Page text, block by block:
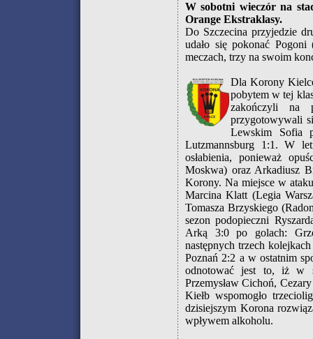
W sobotni wieczór na
Orange Ekstraklasy.
Do Szczecina przyjedzie
udało się pokonać
meczach, trzy na swoim
Dla Korony
pobytem w tej
zakończyli na
przygotowywali
Lewskim Sofia
Lutzmannsburg 1:1. W
osłabienia, ponieważ
Moskwa) oraz Arkadiusz
Korony. Na miejsce w
Marcina Klatt (Legia
Tomasza Brzyskiego
sezon podopieczni
Arką 3:0 po golach:
następnych trzech
Poznań 2:2 a w ostatnim
odnotować jest to, iż w
Przemysław Cichoń,
Kiełb wspomogło
dzisiejszym Korona
wpływem alkoholu.